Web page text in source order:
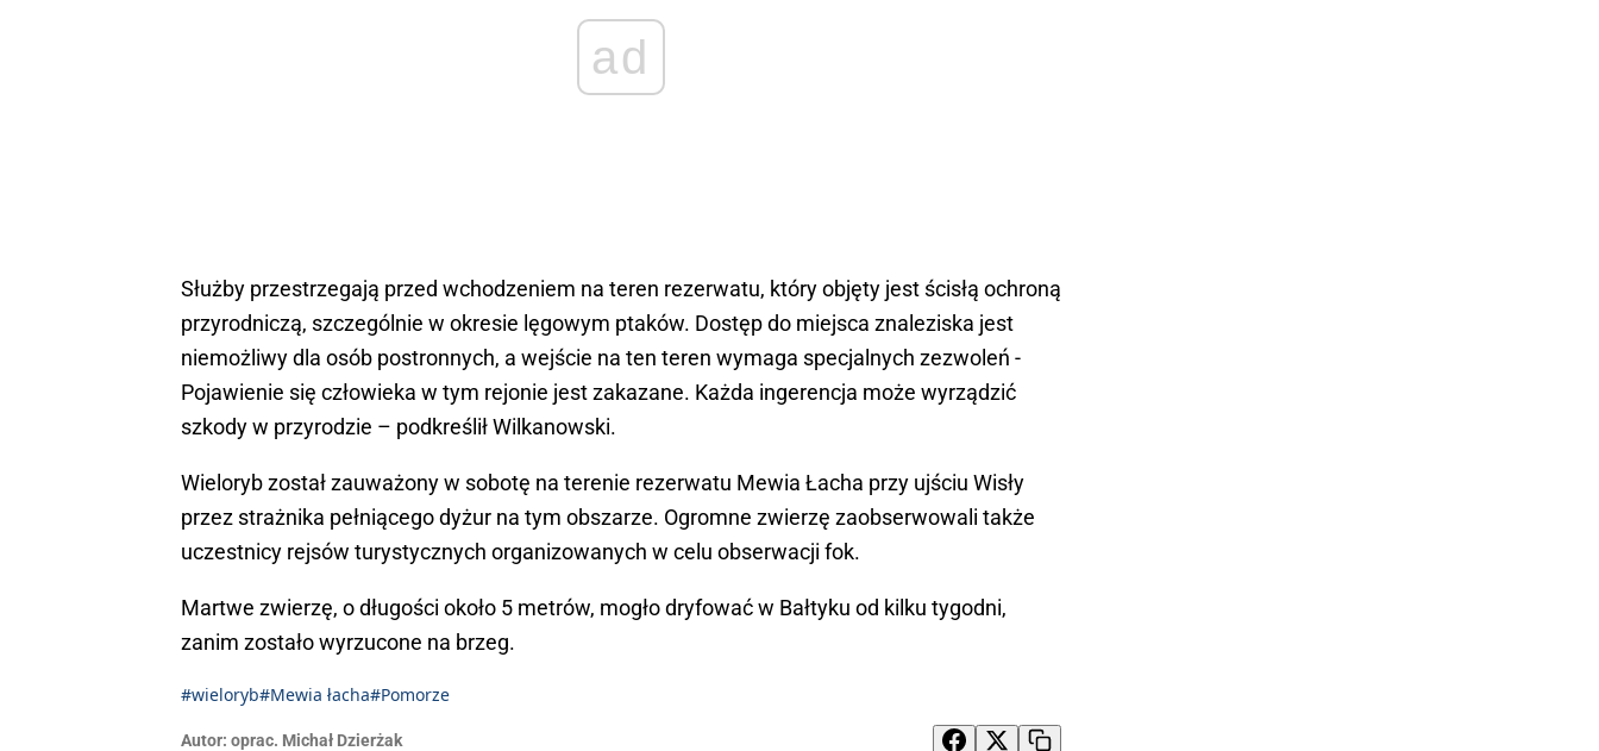
ad
Służby przestrzegają przed wchodzeniem na teren rezerwatu, który objęty jest ścisłą ochroną
przyrodniczą, szczególnie w okresie lęgowym ptaków. Dostęp do miejsca znaleziska jest
niemożliwy dla osób postronnych, a wejście na ten teren wymaga specjalnych zezwoleń -
Pojawienie się człowieka w tym rejonie jest zakazane. Każda ingerencja może wyrządzić
szkody w przyrodzie – podkreślił Wilkanowski.
Wieloryb został zauważony w sobotę na terenie rezerwatu Mewia Łacha przy ujściu Wisły
przez strażnika pełniącego dyżur na tym obszarze. Ogromne zwierzę zaobserwowali także
uczestnicy rejsów turystycznych organizowanych w celu obserwacji fok.
Martwe zwierzę, o długości około 5 metrów, mogło dryfować w Bałtyku od kilku tygodni,
zanim zostało wyrzucone na brzeg.
#wieloryb#Mewia łacha#Pomorze
Autor: oprac. Michał Dzierżak